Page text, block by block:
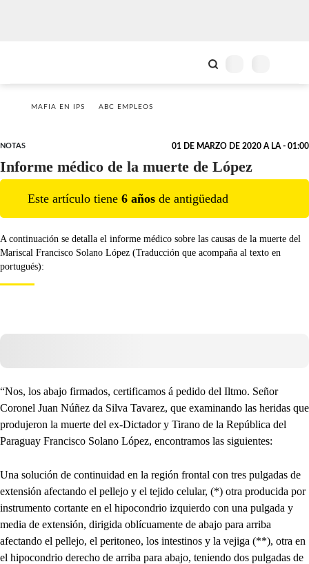
MAFIA EN IPS ABC EMPLEOS
NOTAS 01 DE MARZO DE 2020 A LA - 01:00
Informe médico de la muerte de López
Este artículo tiene 6 años de antigüedad
A continuación se detalla el informe médico sobre las causas de la muerte del
Mariscal Francisco Solano López (Traducción que acompaña al texto en
portugués):
“Nos, los abajo firmados, certificamos á pedido del Iltmo. Señor
Coronel Juan Núñez da Silva Tavarez, que examinando las heridas que
produjeron la muerte del ex-Dictador y Tirano de la República del
Paraguay Francisco Solano López, encontramos las siguientes:
Una solución de continuidad en la región frontal con tres pulgadas de
extensión afectando el pellejo y el tejido celular, (*) otra producida por
instrumento cortante en el hipocondrio izquierdo con una pulgada y
media de extensión, dirigida oblícuamente de abajo para arriba
afectando el pellejo, el peritoneo, los intestinos y la vejiga (**), otra en
el hipocondrio derecho de arriba para abajo, teniendo dos pulgadas de